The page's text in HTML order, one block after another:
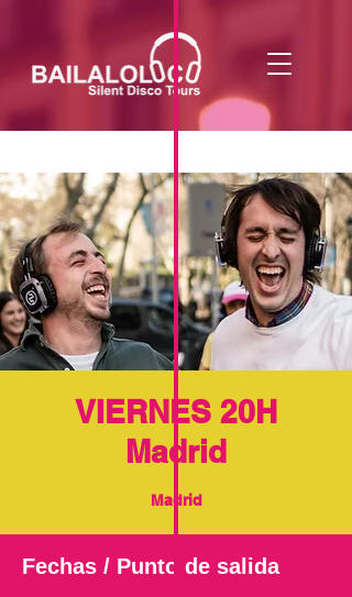
VIERNES 20H
Madrid
Madrid
Fechas / Punto de salida